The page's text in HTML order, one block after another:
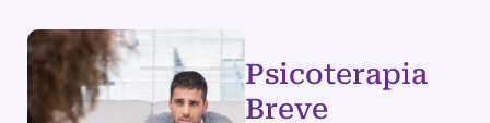
Psicoterapia
Breve